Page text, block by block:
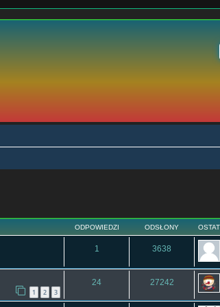
ODPOWIEDZI ODSŁONY
1 3638
1 2 3
24 27242